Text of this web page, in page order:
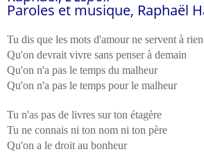
Paroles et musique, Raphaël
Tu dis que les mots d'amour ne servent à rien
Qu'on devrait vivre sans penser à demain
Qu'on n'a pas le temps du malheur
Qu'on n'a pas le temps pour le malheur
Tu n'as pas de livres sur ton étagère
Tu ne connais ni ton nom ni ton père
Qu'on a le droit au bonheur